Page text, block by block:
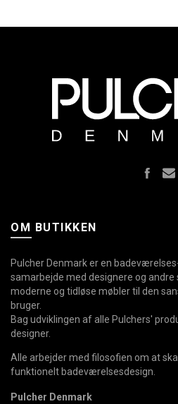
OM BUTIKKEN
Pulcher Denmark er en
samarbejde med designere og andre
moderne og tidløse møbler til den
bruger.
Bag udviklingen af alle Pulchers'
designer.
Alle arbejder med filosofien om at
funktionelt badeværelsesdesign.
Pulcher Denmark